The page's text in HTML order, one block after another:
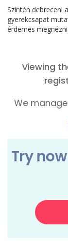
Szintén debreceni a
gyerekcsapat
érdemes megnézni!